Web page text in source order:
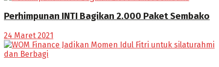
Perhimpunan INTI Bagikan 2.000 Paket Sembako
24 Maret 2021